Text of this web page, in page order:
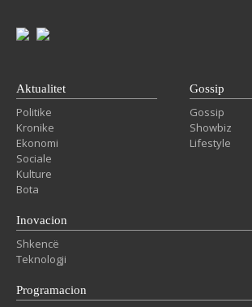
Aktualitet
Politike
Kronike
Ekonomi
Sociale
Kulture
Bota
Gossip
Gossip
Showbiz
Lifestyle
Inovacion
Shkencë
Teknologji
Programacion